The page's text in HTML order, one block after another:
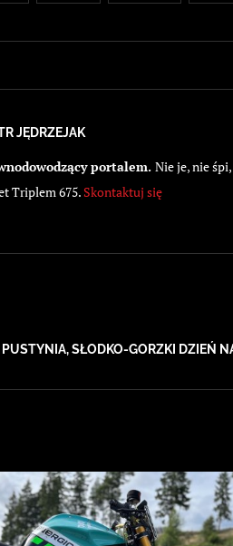
JĘDRZEJAK
portalem. Nie je, nie
Triplem 675. Skontaktuj się
SŁODKO-GORZKI DZIEŃ